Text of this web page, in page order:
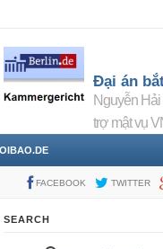
Đại án
Nguyễn Hải
trợ mật vụ
FACEBOOK TWITTER
SEARCH